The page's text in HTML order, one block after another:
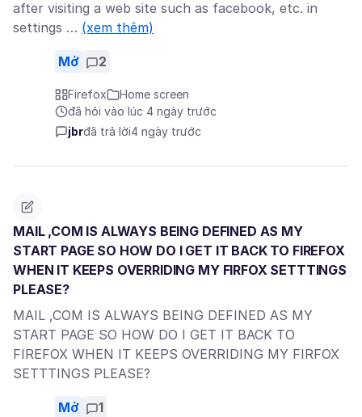
after visiting a web site such as facebook, etc. in
settings … (xem thêm)
Mở 2
Firefox
Home screen
đã hỏi vào lúc 4 ngày trước
jbrđã trả lời4 ngày trước
MAIL ,COM IS ALWAYS BEING DEFINED AS MY
START PAGE SO HOW DO I GET IT BACK TO FIREFOX
WHEN IT KEEPS OVERRIDING MY FIRFOX SETTTINGS
PLEASE?
MAIL ,COM IS ALWAYS BEING DEFINED AS MY
START PAGE SO HOW DO I GET IT BACK TO
FIREFOX WHEN IT KEEPS OVERRIDING MY FIRFOX
SETTTINGS PLEASE?
Mở 1